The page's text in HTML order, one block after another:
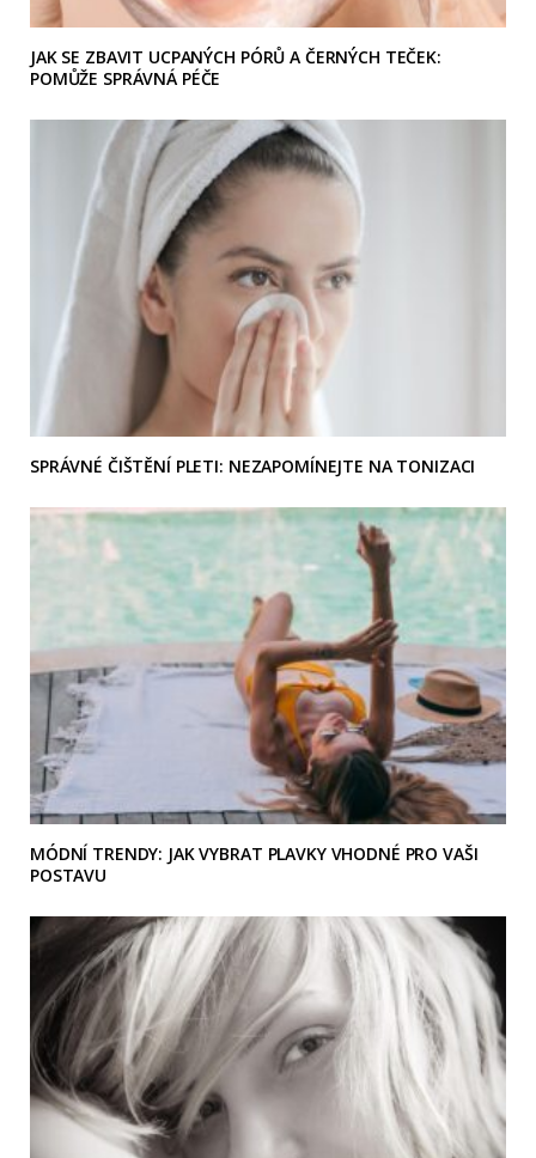
JAK SE ZBAVIT UCPANÝCH PÓRŮ A ČERNÝCH TEČEK:
POMŮŽE SPRÁVNÁ PÉČE
SPRÁVNÉ ČIŠTĚNÍ PLETI: NEZAPOMÍNEJTE NA TONIZACI
MÓDNÍ TRENDY: JAK VYBRAT PLAVKY VHODNÉ PRO VAŠI
POSTAVU